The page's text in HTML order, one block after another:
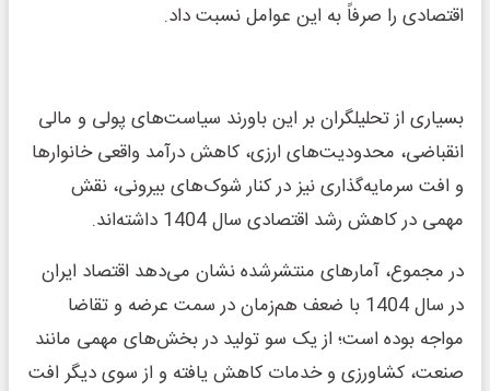
اقتصادی را صرفاً به این عوامل نسبت داد.
بسیاری از تحلیلگران بر این باورند سیاست‌های پولی و مالی
انقباضی، محدودیت‌های ارزی، کاهش درآمد واقعی خانوارها
و افت سرمایه‌گذاری نیز در کنار شوک‌های بیرونی، نقش
مهمی در کاهش رشد اقتصادی سال 1404 داشته‌اند.
در مجموع، آمارهای منتشرشده نشان می‌دهد اقتصاد ایران
در سال 1404 با ضعف هم‌زمان در سمت عرضه و تقاضا
مواجه بوده است؛ از یک سو تولید در بخش‌های مهمی مانند
صنعت، کشاورزی و خدمات کاهش یافته و از سوی دیگر افت